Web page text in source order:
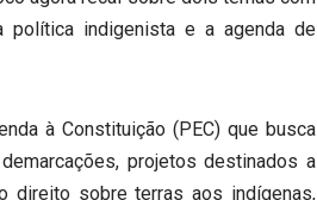
política indigenista e a agenda de
à Constituição (PEC) que busca
projetos destinados a
direito sobre terras aos indígenas,